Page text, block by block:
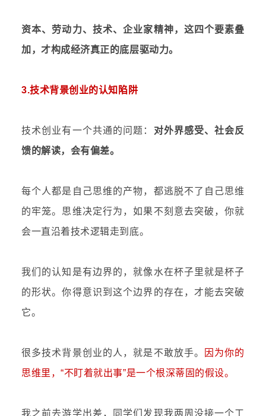
资本、劳动力、技术、企业家精神，这四个要素叠
加，才构成经济真正的底层驱动力。
3.技术背景创业的认知陷阱
技术创业有一个共通的问题： 对外界感受、社会反
馈的解读，会有偏差。
每个人都是自己思维的产物，都逃脱不了自己思维
的牢笼。思维决定行为，如果不刻意去突破，你就
会一直沿着技术逻辑走到底。
我们的认知是有边界的，就像水在杯子里就是杯子
的形状。你得意识到这个边界的存在，才能去突破
它。
很多技术背景创业的人，就是不敢放手。
因为你的
思维里，“不盯着就出事”是一个根深蒂固的假设。
我之前去游学出差，同学们发现我两周没接一个工